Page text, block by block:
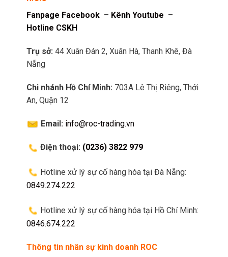
Fanpage Facebook– Kênh Youtube –
Hotline CSKH
Trụ sở: 44 Xuân Đán 2, Xuân Hà, Thanh Khê, Đà
Nẵng
Chi nhánh Hồ Chí Minh: 703A Lê Thị Riêng, Thới
An, Quận 12
Email: info@roc-trading.vn
Điện thoại: (0236) 3822 979
Hotline xử lý sự cố hàng hóa tại Đà Nẵng:
0849.274.222
Hotline xử lý sự cố hàng hóa tại Hồ Chí Minh:
0846.674.222
Thông tin nhân sự kinh doanh ROC